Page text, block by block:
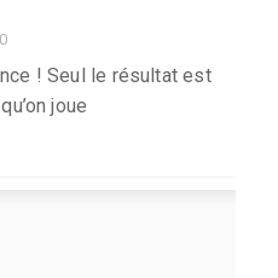
! Seul le résultat est
joue